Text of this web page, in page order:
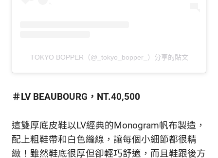
TOKYO BOPPER（@_tokyo_bopper_）分享的貼文
＃LV BEAUBOURG，NT.40,500
這雙厚底皮鞋以LV經典的Monogram帆布製造，
配上粗鞋帶和白色縫線，讓每個小細節都很精
緻！雖然鞋底很厚但卻輕巧舒適，而且鞋跟後方